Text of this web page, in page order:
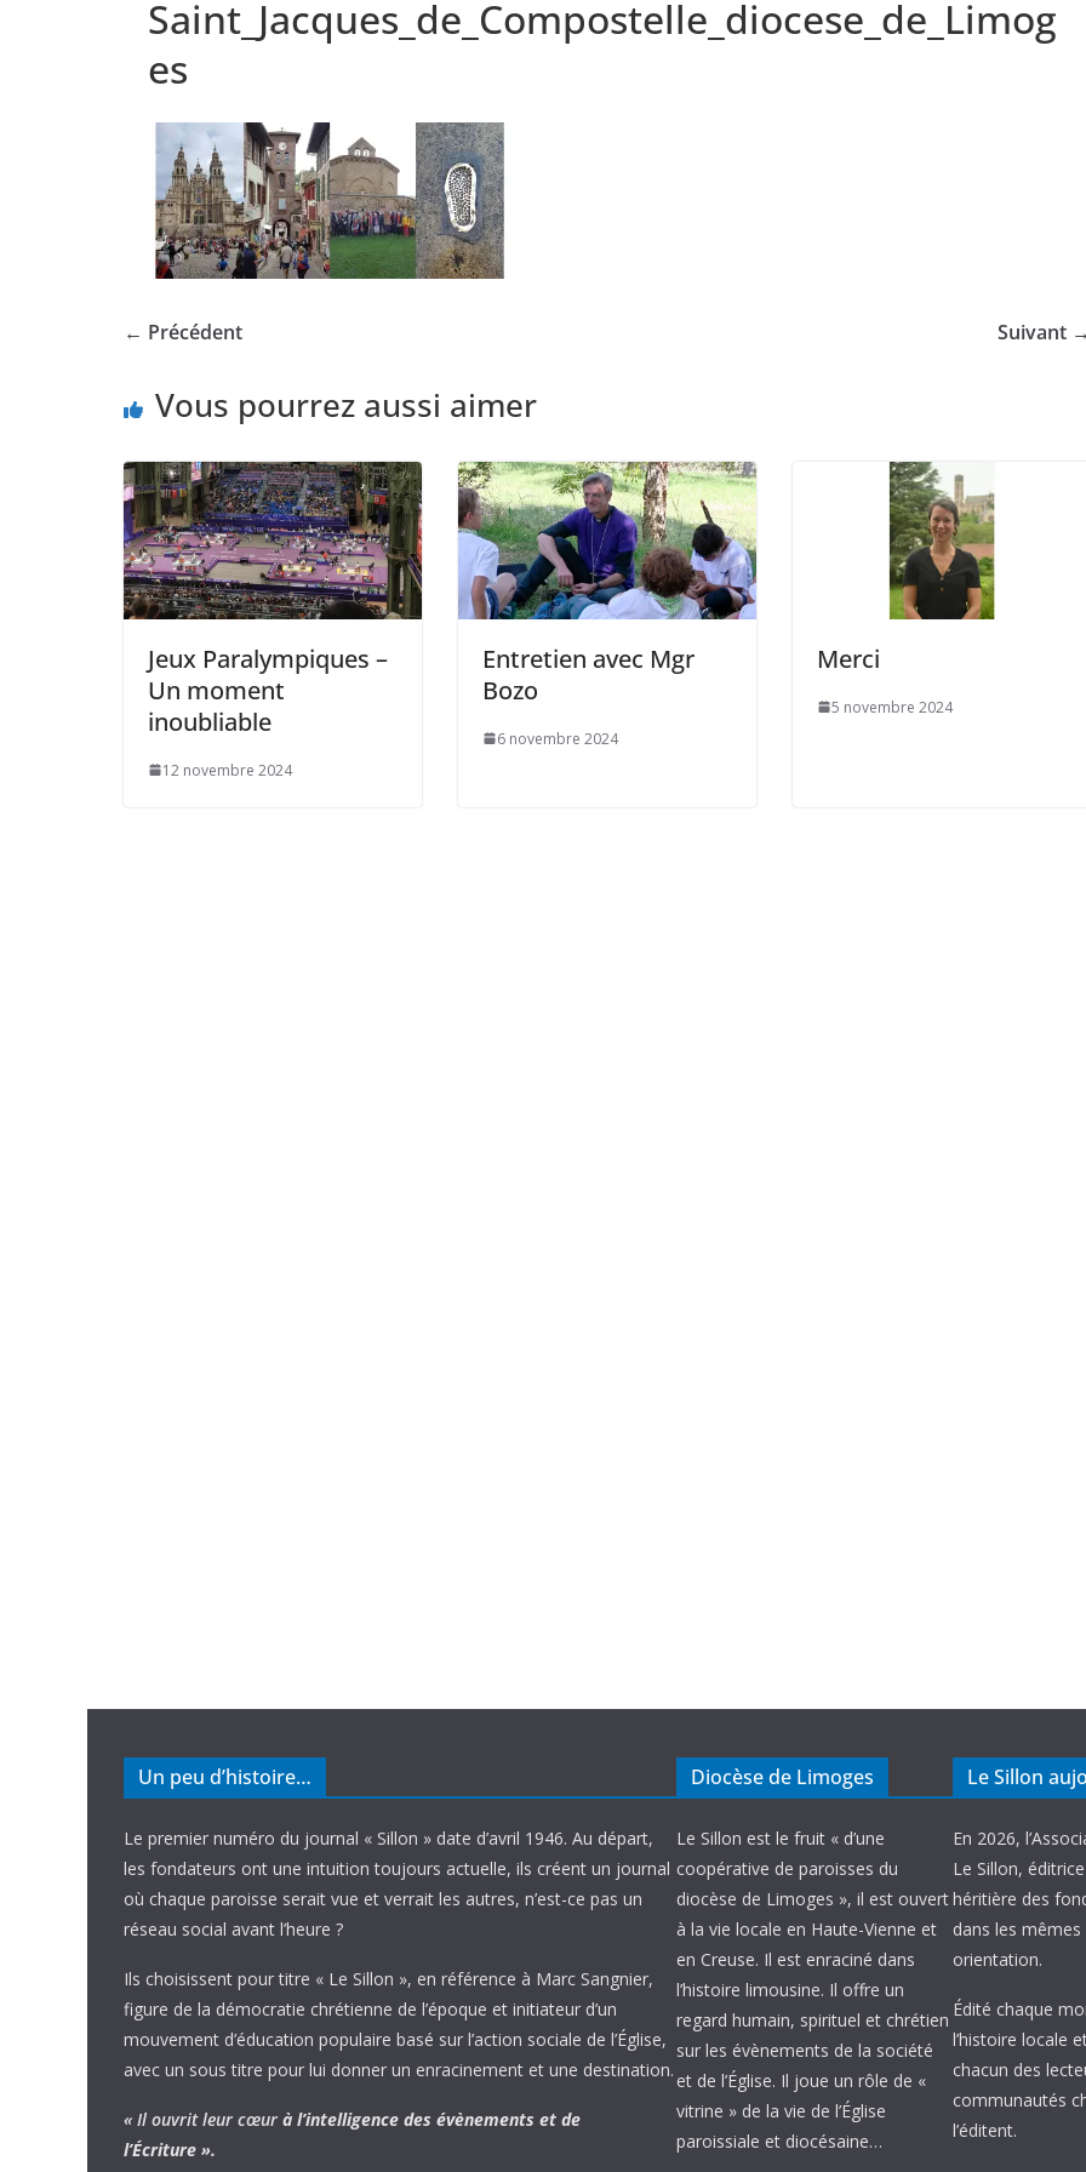
Saint_Jacques_de_Compostelle_diocese_de_Limog
es
← Précédent Suivant →
Vous pourrez aussi aimer
Jeux Paralympiques –
Un moment
inoubliable
12 novembre 2024
Entretien avec Mgr
Bozo
6 novembre 2024
Merci
5 novembre 2024
Un peu d’histoire…
Le premier numéro du journal « Sillon » date d’avril 1946. Au départ,
les fondateurs ont une intuition toujours actuelle, ils créent un journal
où chaque paroisse serait vue et verrait les autres, n’est-ce pas un
réseau social avant l’heure ?
Ils choisissent pour titre « Le Sillon », en référence à Marc Sangnier,
figure de la démocratie chrétienne de l’époque et initiateur d’un
mouvement d’éducation populaire basé sur l’action sociale de l’Église,
avec un sous titre pour lui donner un enracinement et une destination.
« Il ouvrit leur cœur à l’intelligence des évènements et de
l’Écriture ».
Diocèse de Limoges
Le Sillon est le fruit « d’une
coopérative de paroisses du
diocèse de Limoges », il est ouvert
à la vie locale en Haute-Vienne et
en Creuse. Il est enraciné dans
l’histoire limousine. Il offre un
regard humain, spirituel et chrétien
sur les évènements de la société
et de l’Église. Il joue un rôle de «
vitrine » de la vie de l’Église
paroissiale et diocésaine…
Le Sillon
En 2026,
Le Sillon,
héritière des
dans les
orientation.
Édité chaque
l’histoire locale
chacun des
communautés
l’éditent.